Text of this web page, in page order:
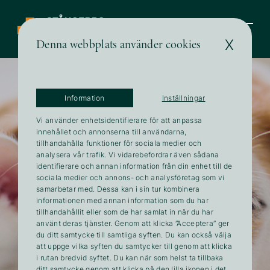
Vad vi kan hjälpa dig med
013-17 17 33
X
Denna webbplats använder cookies
Information Inställningar
Vi använder enhetsidentifierare för att anpassa
innehållet och annonserna till användarna,
tillhandahålla funktioner för sociala medier och
analysera vår trafik. Vi vidarebefordrar även sådana
identifierare och annan information från din enhet till de
sociala medier och annons- och analysföretag som vi
samarbetar med. Dessa kan i sin tur kombinera
informationen med annan information som du har
tillhandahållit eller som de har samlat in när du har
använt deras tjänster. Genom att klicka ”Acceptera” ger
du ditt samtycke till samtliga syften. Du kan också välja
att uppge vilka syften du samtycker till genom att klicka
i rutan bredvid syftet. Du kan när som helst ta tillbaka